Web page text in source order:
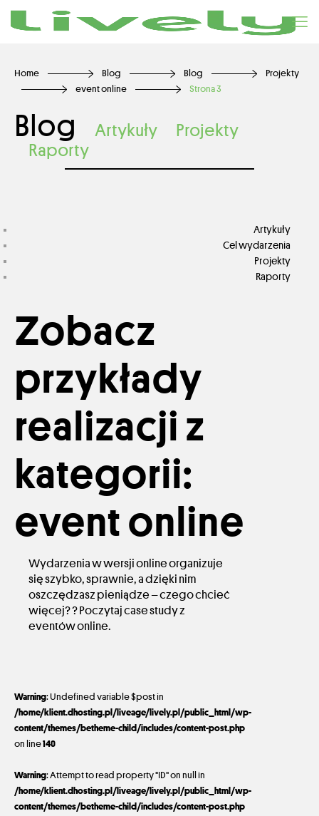
Home Blog Blog
Projekty
event online
Strona 3
Blog Artykuły
Projekty
Raporty
Artykuły
Cel wydarzenia
Projekty
Raporty
Zobacz
przykłady
realizacji z
kategorii:
event online
Wydarzenia w wersji online organizuje
się szybko, sprawnie, a dzięki nim
oszczędzasz pieniądze – czego chcieć
więcej? ? Poczytaj case study z
eventów online.
Warning: Undefined variable $post in
/home/klient.dhosting.pl/liveage/lively.pl/public_html/wp-
content/themes/betheme-child/includes/content-post.php
on line140
Warning: Attempt to read property "ID" on null in
/home/klient.dhosting.pl/liveage/lively.pl/public_html/wp-
content/themes/betheme-child/includes/content-post.php